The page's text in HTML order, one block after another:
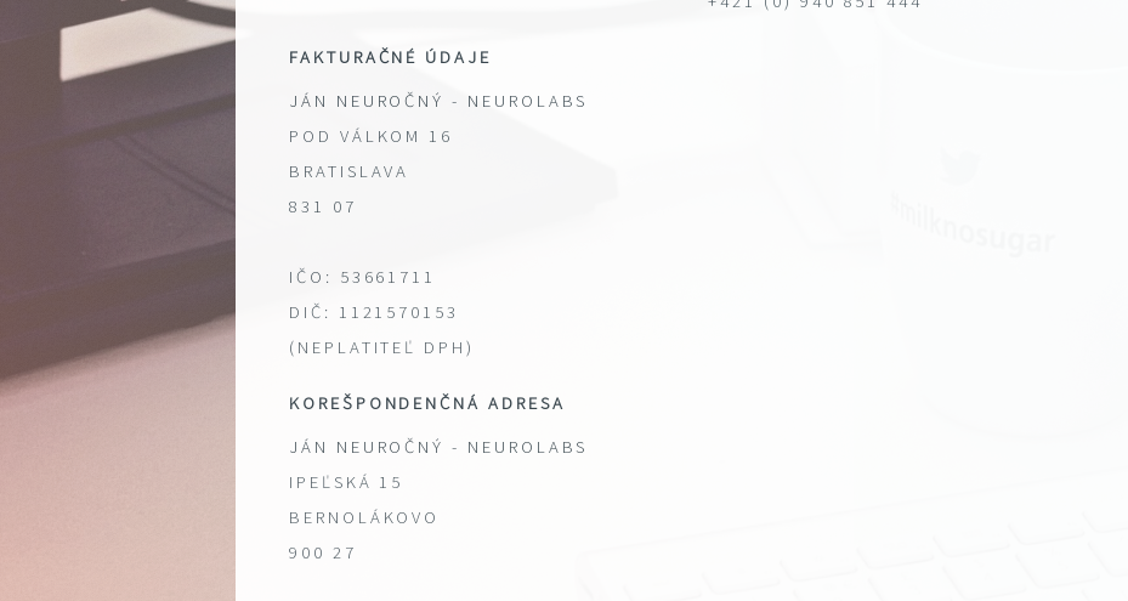
FAKTURAČNÉ ÚDAJE
JÁN NEUROČNÝ - NEUROLABS
POD VÁLKOM 16
BRATISLAVA
831 07
IČO: 53661711
DIČ: 1121570153
(NEPLATITEĽ DPH)
KOREŠPONDENČNÁ ADRESA
JÁN NEUROČNÝ - NEUROLABS
IPEĽSKÁ 15
BERNOLÁKOVO
900 27